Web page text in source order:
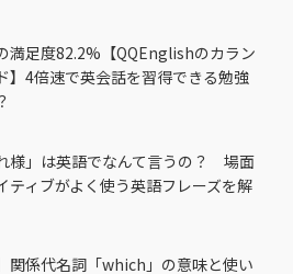
満足度82.2%【QQEnglishのカラン
】4倍速で英会話を習得できる勉強
様」は英語でなんて言うの？ 場面
ティブがよく使う英語フレーズを解
関係代名詞「which」の意味と使い